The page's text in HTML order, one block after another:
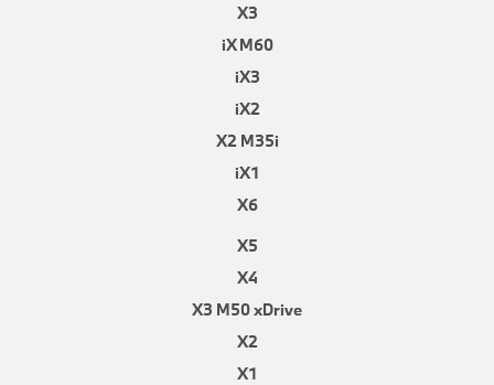
X3
iX M60
iX3
iX2
X2 M35i
iX1
X6
X5
X4
X3 M50 xDrive
X2
X1